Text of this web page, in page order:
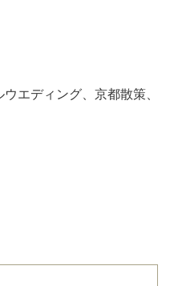
エディング、京都散策、